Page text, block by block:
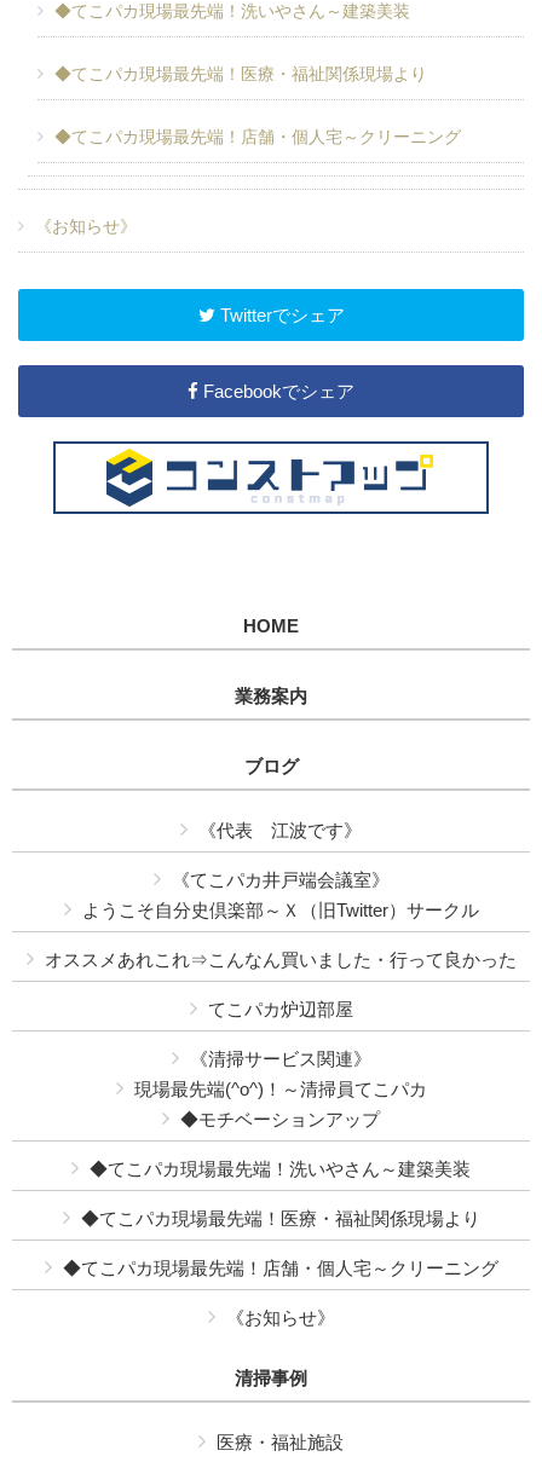
◆てこパカ現場最先端！洗いやさん～建築美装
◆てこパカ現場最先端！医療・福祉関係現場より
◆てこパカ現場最先端！店舗・個人宅～クリーニング
《お知らせ》
Twitterでシェア
Facebookでシェア
HOME
業務案内
ブログ
《代表 江波です》
《てこパカ井戸端会議室》
ようこそ自分史倶楽部～Ｘ（旧Twitter）サークル
オススメあれこれ⇒こんなん買いました・行って良かった
てこパカ炉辺部屋
《清掃サービス関連》
現場最先端(^o^)！～清掃員てこパカ
◆モチベーションアップ
◆てこパカ現場最先端！洗いやさん～建築美装
◆てこパカ現場最先端！医療・福祉関係現場より
◆てこパカ現場最先端！店舗・個人宅～クリーニング
《お知らせ》
清掃事例
医療・福祉施設